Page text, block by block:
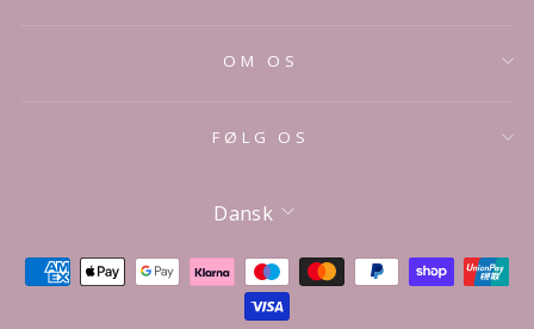
OM OS
FØLG OS
Sprog
Dansk